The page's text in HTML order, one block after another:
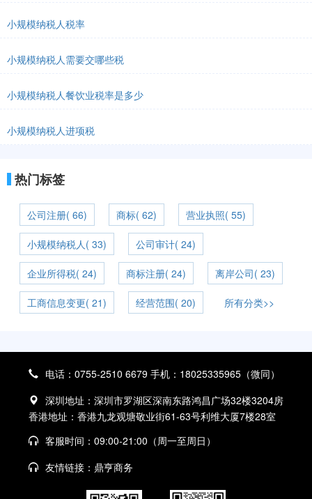
小规模纳税人税率
小规模纳税人需要交哪些税
小规模纳税人餐饮业税率是多少
小规模纳税人进项税
热门标签
公司注册( 66) 商标( 62) 营业执照( 55)
小规模纳税人( 33) 公司审计( 24)
企业所得税( 24) 商标注册( 24) 离岸公司( 23)
工商信息变更( 21) 经营范围( 20) 所有分类>>
电话：0755-2510 6679 手机：18025335965（微同）
深圳地址：深圳市罗湖区深南东路鸿昌广场32楼3204房
香港地址：香港九龙观塘敬业街61-63号利维大厦7楼28室
客服时间：09:00-21:00（周一至周日）
友情链接： 鼎亨商务